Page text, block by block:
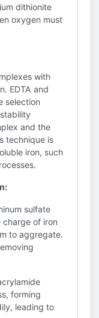
dithionite
oxygen must
with
EDTA and
selection
and the
technique is
iron, such
sulfate
charge of iron
to aggregate.
forming
leading to